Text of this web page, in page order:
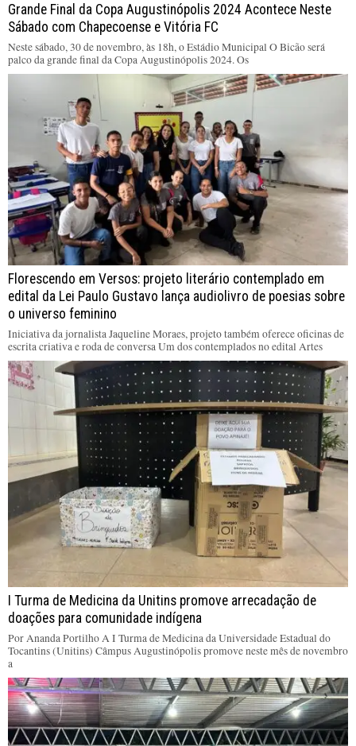
Grande Final da Copa Augustinópolis 2024 Acontece Neste
Sábado com Chapecoense e Vitória FC
Neste sábado, 30 de novembro, às 18h, o Estádio Municipal O Bicão será
palco da grande final da Copa Augustinópolis 2024. Os
Florescendo em Versos: projeto literário contemplado em
edital da Lei Paulo Gustavo lança audiolivro de poesias sobre
o universo feminino
Iniciativa da jornalista Jaqueline Moraes, projeto também oferece oficinas de
escrita criativa e roda de conversa Um dos contemplados no edital Artes
I Turma de Medicina da Unitins promove arrecadação de
doações para comunidade indígena
Por Ananda Portilho A I Turma de Medicina da Universidade Estadual do
Tocantins (Unitins) Câmpus Augustinópolis promove neste mês de novembro
a